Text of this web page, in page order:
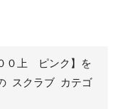
０上 ピンク】を
スクラブ カテゴ